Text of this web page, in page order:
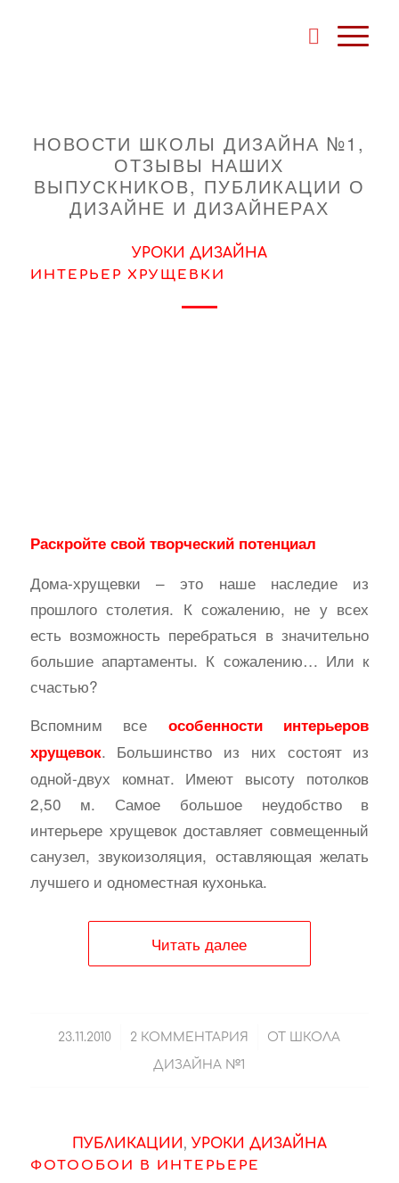
НОВОСТИ ШКОЛЫ ДИЗАЙНА №1,
ОТЗЫВЫ НАШИХ
ВЫПУСКНИКОВ, ПУБЛИКАЦИИ О
ДИЗАЙНЕ И ДИЗАЙНЕРАХ
УРОКИ ДИЗАЙНА
ИНТЕРЬЕР ХРУЩЕВКИ
Раскройте свой творческий потенциал
Дома-хрущевки – это наше наследие из
прошлого столетия. К сожалению, не у всех
есть возможность перебраться в значительно
большие апартаменты. К сожалению… Или к
счастью?
Вспомним все особенности интерьеров
хрущевок. Большинство из них состоят из
одной-двух комнат. Имеют высоту потолков
2,50 м. Самое большое неудобство в
интерьере хрущевок доставляет совмещенный
санузел, звукоизоляция, оставляющая желать
лучшего и одноместная кухонька.
Читать далее
23.11.2010
/ 2 КОММЕНТАРИЯ
/ ОТ ШКОЛА
ДИЗАЙНА №1
ПУБЛИКАЦИИ, УРОКИ ДИЗАЙНА
ФОТООБОИ В ИНТЕРЬЕРЕ